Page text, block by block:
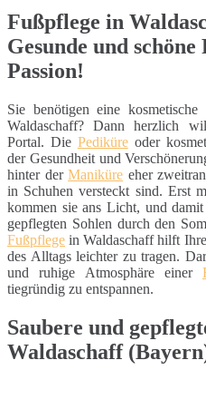
Fußpflege in
Gesunde und schöne
Passion!
Sie benötigen eine kosmetische
Waldaschaff? Dann herzlich
Portal. Die Pediküreoder
der Gesundheit und
hinter derManiküre eher
in Schuhen versteckt sind. Erst
kommen sie ans Licht, und
gepflegten Sohlen durch den
Fußpflege in Waldaschaff hilft
des Alltags leichter zu tragen.
und ruhige Atmosphäre einer
tiegründig zu entspannen.
Saubere und
Waldaschaff